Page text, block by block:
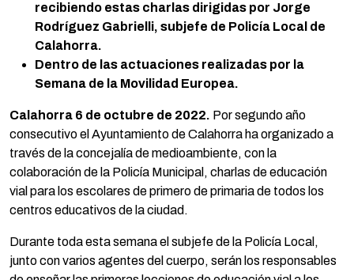
recibiendo estas charlas dirigidas por Jorge
Rodríguez Gabrielli, subjefe de Policía Local de
Calahorra.
Dentro de las actuaciones realizadas por la
Semana de la Movilidad Europea.
Calahorra 6 de octubre de 2022. Por segundo año
consecutivo el Ayuntamiento de Calahorra ha organizado a
través de la concejalía de medioambiente, con la
colaboración de la Policía Municipal, charlas de educación
vial para los escolares de primero de primaria de todos los
centros educativos de la ciudad.
Durante toda esta semana el subjefe de la Policía Local,
junto con varios agentes del cuerpo, serán los responsables